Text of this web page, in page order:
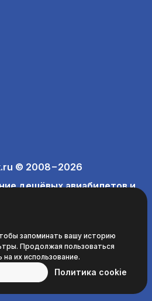
© 2008−2026
дешёвых авиабилетов и
запоминать вашу историю
Продолжая пользоваться
их использование.
Политика cookie